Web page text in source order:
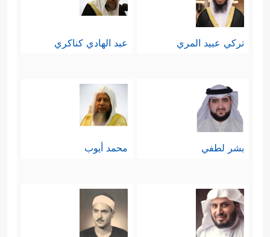
تركي عبيد المري عبد الهادي كناكري
بشر لطفي محمد أيوب